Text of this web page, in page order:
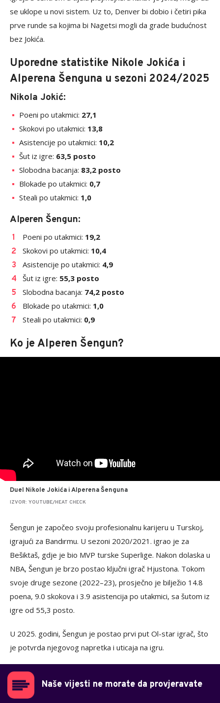
se uklope u novi sistem. Uz to, Denver bi dobio i četiri pika
prve runde sa kojima bi Nagetsi mogli da grade budućnost
bez Jokića.
Uporedne statistike Nikole Jokića i
Alperena Šenguna u sezoni 2024/2025
Nikola Jokić:
Poeni po utakmici: 27,1
Skokovi po utakmici: 13,8
Asistencije po utakmici: 10,2
Šut iz igre: 63,5 posto
Slobodna bacanja: 83,2 posto
Blokade po utakmici: 0,7
Steali po utakmici: 1,0
Alperen Šengun:
Poeni po utakmici: 19,2
Skokovi po utakmici: 10,4
Asistencije po utakmici: 4,9
Šut iz igre: 55,3 posto
Slobodna bacanja: 74,2 posto
Blokade po utakmici: 1,0
Steali po utakmici: 0,9
Ko je Alperen Šengun?
Duel Nikole Jokića i Alperena Šenguna
IZVOR: YOUTUBE/HEAT CHECK
Šengun je započeo svoju profesionalnu karijeru u Turskoj,
igrajući za Bandırmu. U sezoni 2020/2021. igrao je za
Bešiktaš, gdje je bio MVP turske Superlige.​ Nakon dolaska u
NBA, Šengun je brzo postao ključni igrač Hjustona. Tokom
svoje druge sezone (2022–23), prosječno je bilježio 14.8
poena, 9.0 skokova i 3.9 asistencija po utakmici, sa šutom iz
igre od 55,3 posto.​
U 2025. godini, Šengun je postao prvi put Ol-star igrač, što
je potvrda njegovog napretka i uticaja na igru.
Naše vijesti ne morate da provjeravate